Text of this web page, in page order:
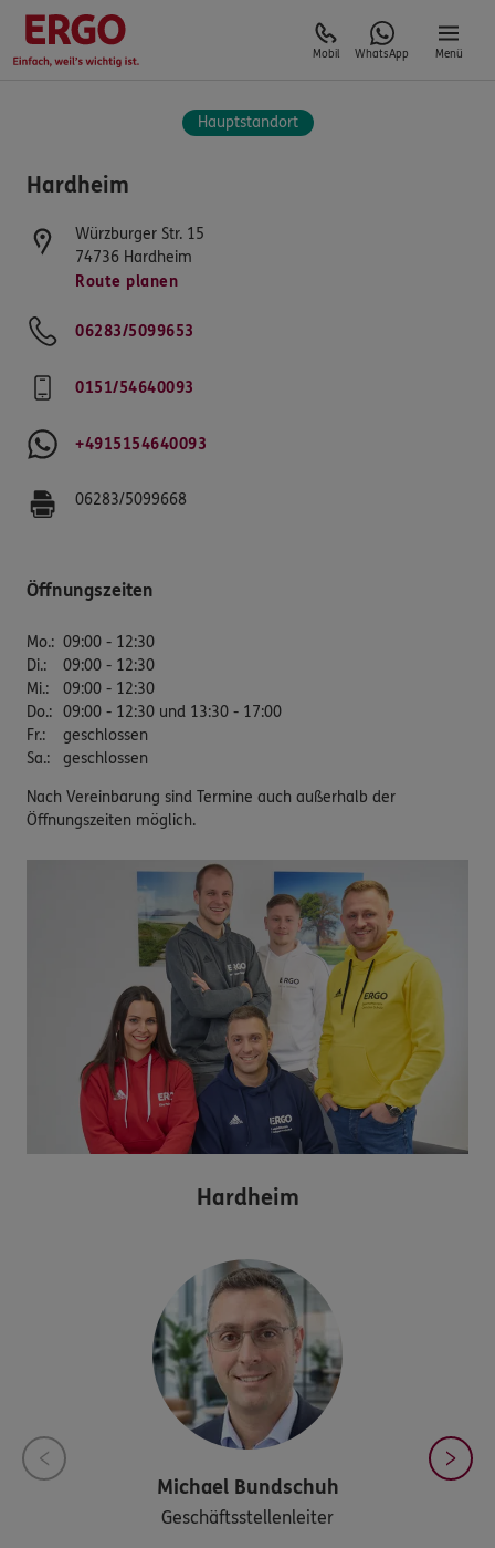
Mobil WhatsApp Menü
Hauptstandort
Hardheim
Würzburger Str. 15
74736 Hardheim
Route planen
06283/5099653
0151/54640093
+4915154640093
06283/5099668
Öffnungszeiten
Mo.: 09:00 - 12:30
Di.:
09:00 - 12:30
Mi.:
09:00 - 12:30
Do.: 09:00 - 12:30 und 13:30 - 17:00
Fr.:
geschlossen
Sa.: geschlossen
Nach Vereinbarung sind Termine auch außerhalb der
Öffnungszeiten möglich.
Hardheim
Michael Bundschuh
Geschäftsstellenleiter